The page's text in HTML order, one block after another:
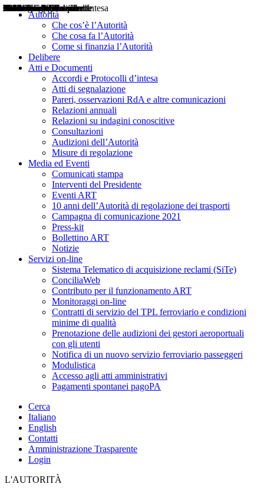
Autorità
Che cos’è l’Autorità
Che cosa fa l’Autorità
Come si finanzia l’Autorità
Delibere
Atti e Documenti
Accordi e Protocolli d’intesa
Atti di segnalazione
Pareri, osservazioni RdA e altre comunicazioni
Relazioni annuali
Relazioni su indagini conoscitive
Consultazioni
Audizioni dell’Autorità
Misure di regolazione
Media ed Eventi
Comunicati stampa
Interventi del Presidente
Eventi ART
10 anni dell’Autorità di regolazione dei trasporti
Campagna di comunicazione 2021
Press-kit
Bollettino ART
Notizie
Servizi on-line
Sistema Telematico di acquisizione reclami (SiTe)
ConciliaWeb
Contributo per il funzionamento ART
Monitoraggi on-line
Contratti di servizio del TPL ferroviario e condizioni
minime di qualità
Prenotazione delle audizioni dei gestori aeroportuali
con gli utenti
Notifica di un nuovo servizio ferroviario passeggeri
Modulistica
Accesso agli atti amministrativi
Pagamenti spontanei pagoPA
Cerca
Italiano
English
Contatti
Amministrazione Trasparente
Login
L'AUTORITÀ
Delibere
Pareri
Consultazioni
Audizioni
Atti di Segnalazione
Accordi e Protocolli d'Intesa
Relazioni annuali
Misure di regolazione
Notizie
Comunicati Stampa
Bollettini ART
Convegni ART
Interviste del Presidente
Articoli in primo piano
Interventi del Presidente
2004
2005
2010
2013
2014
2015
2016
2017
2018
2019
202
2020
2021
2022
2023
2024
2025
2026
Aereo
Marittimo
Terrestre